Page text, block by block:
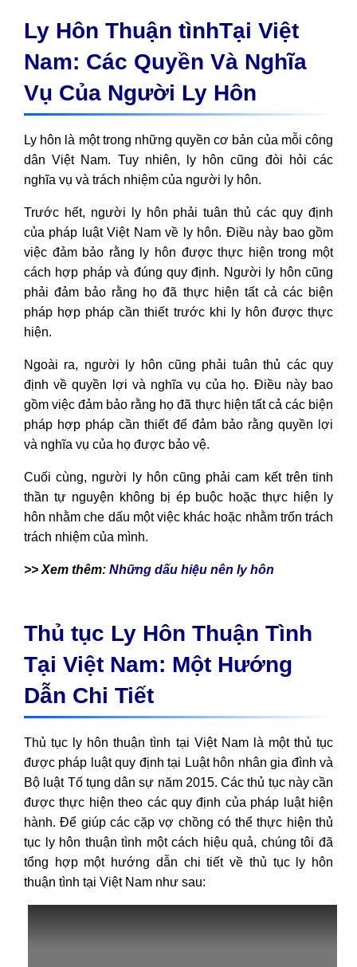
Ly Hôn Thuận tìnhTại Việt
Nam: Các Quyền Và Nghĩa
Vụ Của Người Ly Hôn
Ly hôn là một trong những quyền cơ bản của mỗi công
dân Việt Nam. Tuy nhiên, ly hôn cũng đòi hỏi các
nghĩa vụ và trách nhiệm của người ly hôn.
Trước hết, người ly hôn phải tuân thủ các quy định
của pháp luật Việt Nam về ly hôn. Điều này bao gồm
việc đảm bảo rằng ly hôn được thực hiện trong một
cách hợp pháp và đúng quy định. Người ly hôn cũng
phải đảm bảo rằng họ đã thực hiện tất cả các biện
pháp hợp pháp cần thiết trước khi ly hôn được thực
hiện.
Ngoài ra, người ly hôn cũng phải tuân thủ các quy
định về quyền lợi và nghĩa vụ của họ. Điều này bao
gồm việc đảm bảo rằng họ đã thực hiện tất cả các biện
pháp hợp pháp cần thiết để đảm bảo rằng quyền lợi
và nghĩa vụ của họ được bảo vệ.
Cuối cùng, người ly hôn cũng phải cam kết trên tinh
thần tự nguyện không bị ép buộc hoặc thực hiện ly
hôn nhằm che dấu một việc khác hoặc nhằm trốn trách
trách nhiệm của mình.
>> Xem thêm: Những dấu hiệu nên ly hôn
Thủ tục Ly Hôn Thuận Tình
Tại Việt Nam: Một Hướng
Dẫn Chi Tiết
Thủ tục ly hôn thuận tình tại Việt Nam là một thủ tục
được pháp luật quy định tại Luật hôn nhân gia đình và
Bộ luật Tố tụng dân sự năm 2015. Các thủ tục này cần
được thực hiện theo các quy định của pháp luật hiện
hành. Để giúp các cặp vợ chồng có thể thực hiện thủ
tục ly hôn thuận tình một cách hiệu quả, chúng tôi đã
tổng hợp một hướng dẫn chi tiết về thủ tục ly hôn
thuận tình tại Việt Nam như sau: